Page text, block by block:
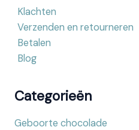
Klachten
Verzenden en retourneren
Betalen
Blog
Categorieën
Geboorte chocolade